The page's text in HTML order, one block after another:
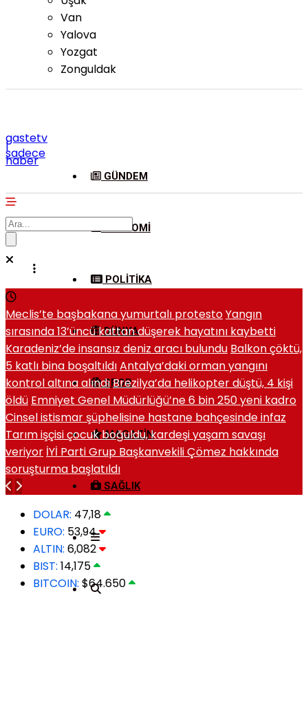
Van
Yalova
Yozgat
Zonguldak
gastetv
|
sadece
haber
GÜNDEM
EKONOMI
POLITIKA
DÜNYA
SPOR
MAGAZIN
SAĞLIK
Meclis’te başbakana yumurtalı protestoYangın
sırasında 13’üncü kattan düşerek hayatını kaybetti
Karadeniz’de insansız deniz aracı bulundu Balkon çöktü,
5 katlı bina boşaltıldıAntalya’daki orman yangını
kontrol altına alındıBrezilya’da helikopter düştü, 4 kişi
öldü Emniyet Genel Müdürlüğü’ne 6 bin 250 yeni kadro
Cinsel istismar şüphelisine hastane bahçesinde infaz
Tarım işçisi çocuk boğuldu, kardeşi yaşam savaşı
veriyor İYİ Parti Grup Başkanvekili Çömez hakkında
soruşturma başlatıldı
DOLAR: 47,18
EURO: 53,94
ALTIN: 6,082
BIST: 14,175
BITCOIN: $64.650